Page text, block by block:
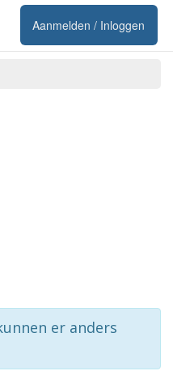
Aanmelden / Inloggen
er anders